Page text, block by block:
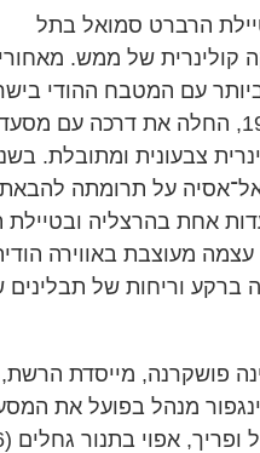
הרברט סמואל בתל
קולינרית של ממש.
עם המטבח ההודי
ניו־דלהי שעלתה לישראל בשנת 1982, החלה
על תרומתה
אחת בהרצליה
מעוצבת באווירה
ברקע וריחות של
פושקרנה, מייסדת
מנהל בפועל את
אפוי בתנור גחלים (16 ₪), ו